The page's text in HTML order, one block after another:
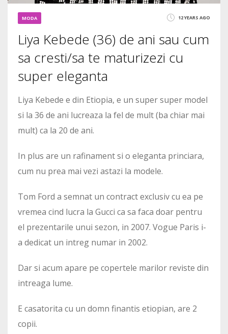
MODA 12 YEARS AGO
Liya Kebede (36) de ani sau cum
sa cresti/sa te maturizezi cu
super eleganta
Liya Kebede e din Etiopia, e un super super model
si la 36 de ani lucreaza la fel de mult (ba chiar mai
mult) ca la 20 de ani.
In plus are un rafinament si o eleganta princiara,
cum nu prea mai vezi astazi la modele.
Tom Ford a semnat un contract exclusiv cu ea pe
vremea cind lucra la Gucci ca sa faca doar pentru
el prezentarile unui sezon, in 2007. Vogue Paris i-
a dedicat un intreg numar in 2002.
Dar si acum apare pe copertele marilor reviste din
intreaga lume.
E casatorita cu un domn finantis etiopian, are 2
copii.